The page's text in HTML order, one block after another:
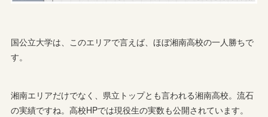
国公立大学は、このエリアで言えば、ほぼ湘南高校の一人勝ちで
す。
湘南エリアだけでなく、県立トップとも言われる湘南高校。流石
の実績ですね。高校HPでは現役生の実数も公開されています。